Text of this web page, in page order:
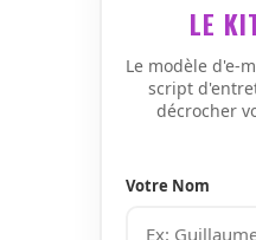
LE
Le modèle d'e-
script
décrocher
Votre Nom